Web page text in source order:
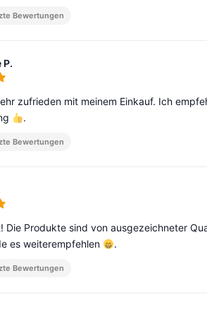
Bewertungen
P.
von 5
zufrieden mit meinem Einkauf. Ich
.
Bewertungen
von 5
Die Produkte sind von ausgezeichneter
es weiterempfehlen
.
Bewertungen